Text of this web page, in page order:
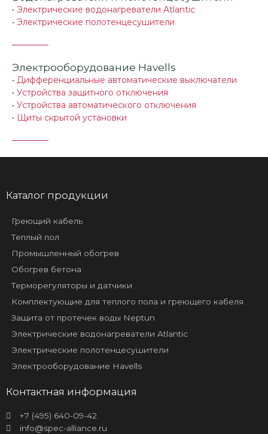
• Электрические водонагреватели Atlantic
• Электрические полотенцесушители
Электрооборудование Havells
• Дифференциальные автоматические выключатели
• Устройства защитного отключения
• Устройства автоматического отключения
• Щиты скрытой установки
Каталог продукции
Греющий кабель
Теплый пол
Промышленный обогрев
Обогрев бетона
Терморегуляторы и датчики
Комплектующие для теплого пола и греющего кабеля
Защита от протечек воды Neptun
Электрические водонагреватели Atlantic
Электрические полотенцесушители
Электрооборудование Havells
Контактная информация
+7 (495) 640-09-42
info@spec-alliance.ru